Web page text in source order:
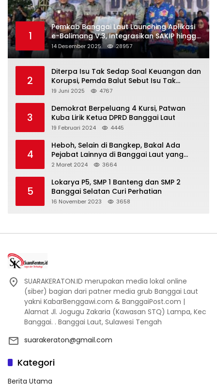
1
Pemkab Banggai Laut Launching Aplikasi
e-Balimang V.3, Integrasikan SAKIP hingga
Satu Data Layanan Publik
14 Desember 2025 28957
2
Diterpa Isu Tak Sedap Soal Keuangan dan
Korupsi, Pemda Balut Sebut Isu Tak
Berdasar
19 Juni 2025 4767
3
Demokrat Berpeluang 4 Kursi, Patwan
Kuba Lirik Ketua DPRD Banggai Laut
19 Februari 2024 4445
4
Heboh, Selain di Bangkep, Bakal Ada
Pejabat Lainnya di Banggai Laut yang
Bakal di Ciduk, Bagini Kata Kapolres!
2 Maret 2024 3664
5
Lokarya P5, SMP 1 Banteng dan SMP 2
Banggai Selatan Curi Perhatian
16 November 2023 3658
SUARAKERATON.ID merupakan media lokal online
(siber) bagian dari patner media grub Banggai Laut
yakni KabarBenggawi.com & BanggaiPost.com |
Alamat Jl. Jogugu Zakaria (Kawasan STQ) Lampa, Kec
Banggai. . Banggai Laut, Sulawesi Tengah
suarakeraton@gmail.com
Kategori
Berita Utama